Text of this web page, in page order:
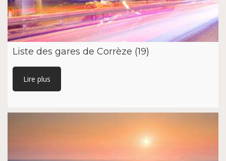
Liste des gares de Corrèze (19)
Lire plus